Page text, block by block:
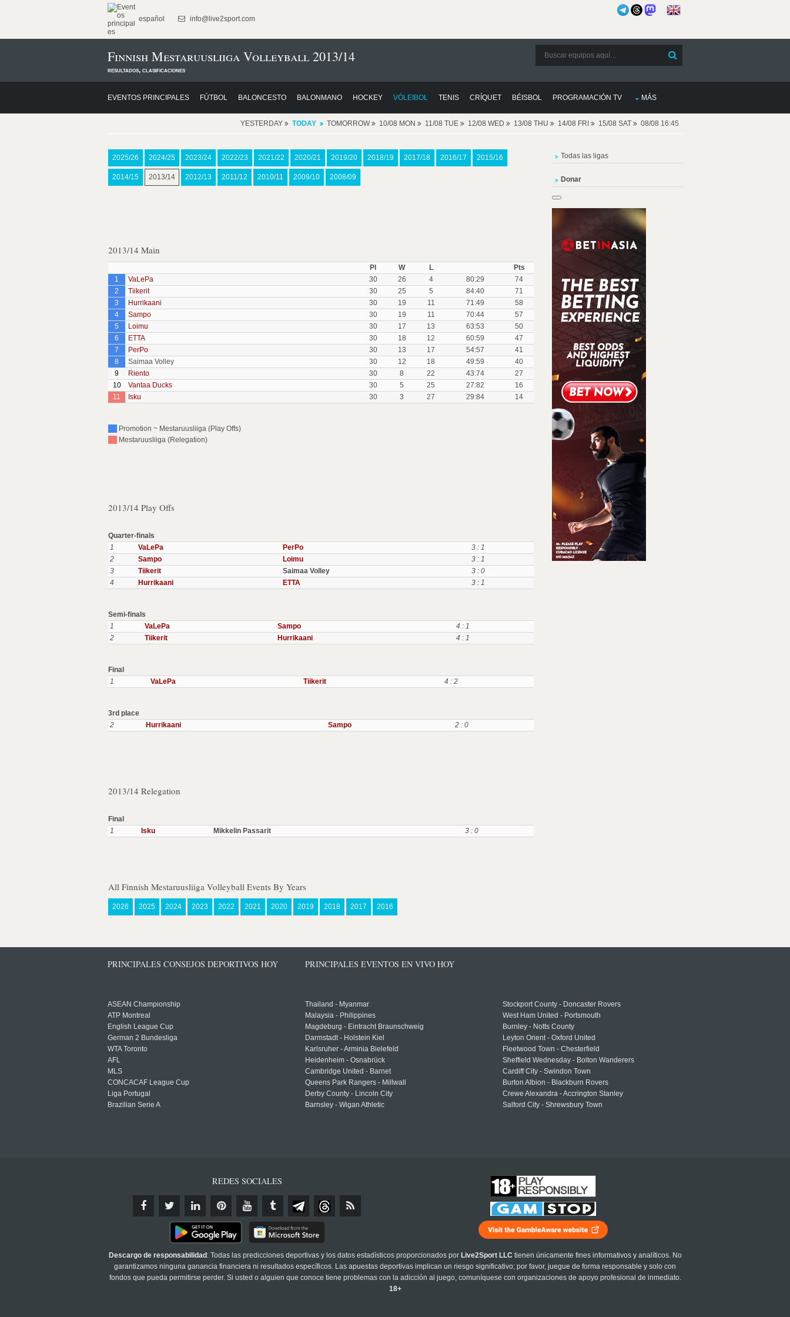
español info@live2sport.com
Finnish Mestaruusliiga Volleyball 2013/14
resultados, clasificaciones
EVENTOS PRINCIPALES FÚTBOL BALONCESTO BALONMANO HOCKEY VÓLEIBOL TENIS CRÍQUET BÉISBOL PROGRAMACIÓN TV MÁS
YESTERDAY TODAY TOMORROW 10/08 MON 11/08 TUE 12/08 WED 13/08 THU 14/08 FRI 15/08 SAT 08/08 16:45
2025/26 2024/25 2023/24 2022/23 2021/22 2020/21 2019/20 2018/19 2017/18 2016/17 2015/16
2014/15 2013/14 2012/13 2011/12 2010/11 2009/10 2008/09
2013/14 Main
Pl W L
Pts
1
VaLePa 30 26 4 80:29
74
2
Tiikerit 30 25 5 84:40
71
3
Hurrikaani 30 19 11 71:49
58
4
Sampo 30 19 11 70:44
57
5
Loimu 30 17 13 63:53
50
6
ETTA 30 18 12 60:59
47
7
PerPo 30 13 17 54:57
41
8
Saimaa Volley 30 12 18 49:59
40
9
Riento 30 8 22 43:74
27
10
Vantaa Ducks 30 5 25 27:82
16
11
Isku 30 3 27 29:84 14
Promotion ~ Mestaruusliiga (Play Offs)
Mestaruusliiga (Relegation)
2013/14 Play Offs
Quarter-finals
1
VaLePa PerPo
3 : 1
2
Sampo Loimu
3 : 1
3
Tiikerit Saimaa Volley
3 : 0
4
Hurrikaani ETTA 3 : 1
Semi-finals
1
VaLePa Sampo
4 : 1
2
Tiikerit Hurrikaani 4 : 1
Final
1
VaLePa Tiikerit 4 : 2
3rd place
2
Hurrikaani Sampo 2 : 0
2013/14 Relegation
Final
1
Isku Mikkelin Passarit 3 : 0
All Finnish Mestaruusliiga Volleyball Events By Years
2026 2025 2024 2023 2022 2021 2020 2019 2018 2017 2016
Todas las ligas
Donar
PRINCIPALES CONSEJOS DEPORTIVOS HOY
ASEAN Championship
ATP Montreal
English League Cup
German 2 Bundesliga
WTA Toronto
AFL
MLS
CONCACAF League Cup
Liga Portugal
Brazilian Serie A
PRINCIPALES EVENTOS EN VIVO HOY
Thailand - Myanmar
Malaysia - Philippines
Magdeburg - Eintracht Braunschweig
Darmstadt - Holstein Kiel
Karlsruher - Arminia Bielefeld
Heidenheim - Osnabrück
Cambridge United - Barnet
Queens Park Rangers - Millwall
Derby County - Lincoln City
Barnsley - Wigan Athletic
Stockport County - Doncaster Rovers
West Ham United - Portsmouth
Burnley - Notts County
Leyton Orient - Oxford United
Fleetwood Town - Chesterfield
Sheffield Wednesday - Bolton Wanderers
Cardiff City - Swindon Town
Burton Albion - Blackburn Rovers
Crewe Alexandra - Accrington Stanley
Salford City - Shrewsbury Town
REDES SOCIALES
Descargo de responsabilidad : Todas las predicciones deportivas y los datos estadísticos proporcionados por Live2Sport LLC tienen únicamente fines informativos y analíticos. No
garantizamos ninguna ganancia financiera ni resultados específicos. Las apuestas deportivas implican un riesgo significativo; por favor, juegue de forma responsable y solo con
fondos que pueda permitirse perder. Si usted o alguien que conoce tiene problemas con la adicción al juego, comuníquese con organizaciones de apoyo profesional de inmediato.
18+